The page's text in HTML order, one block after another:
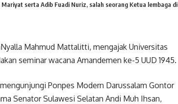
serta Adib Fuadi Nuriz, salah seorang Ketua lembaga di
Mahmud Mattalitti, mengajak Universitas
seminar wacana Amandemen ke-5 UUD 1945.
Ponpes Modern Darussalam Gontor
Senator Sulawesi Selatan Andi Muh Ihsan,